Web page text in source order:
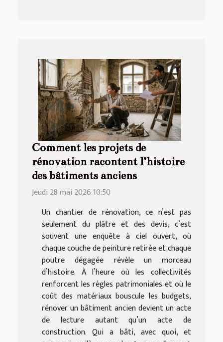
Comment les projets de
rénovation racontent l’histoire
des bâtiments anciens
Jeudi 28 mai 2026 10:50
Un chantier de rénovation, ce n’est pas
seulement du plâtre et des devis, c’est
souvent une enquête à ciel ouvert, où
chaque couche de peinture retirée et chaque
poutre dégagée révèle un morceau
d’histoire. À l’heure où les collectivités
renforcent les règles patrimoniales et où le
coût des matériaux bouscule les budgets,
rénover un bâtiment ancien devient un acte
de lecture autant qu’un acte de
construction. Qui a bâti, avec quoi, et